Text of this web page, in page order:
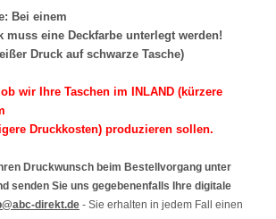
Bei einem
muss eine Deckfarbe unterlegt werden!
Druck auf schwarze Tasche)
wir Ihre Taschen im INLAND (kürzere
Druckkosten) produzieren sollen.
Druckwunsch beim Bestellvorgang unter
senden Sie uns gegebenenfalls Ihre digitale
direkt.de - Sie erhalten in jedem Fall einen